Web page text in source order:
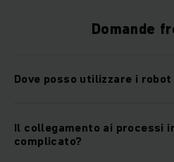
Domande
Dove posso utilizzare i
Il collegamento ai processi
complicato?